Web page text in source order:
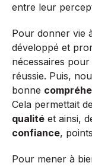
entre leur
Pour donner vie
développé et
nécessaires
réussie. Puis,
bonne
Cela permettait
qualité et ainsi,
confiance,
Pour mener à